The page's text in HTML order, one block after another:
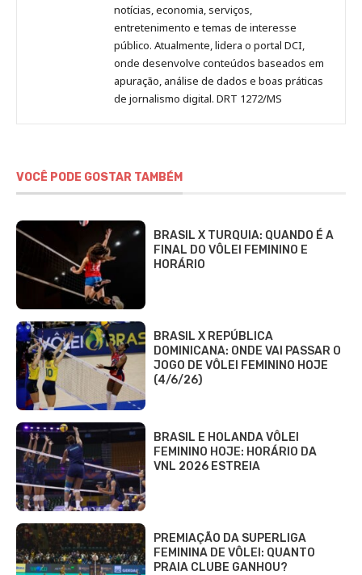
notícias, economia, serviços,
entretenimento e temas de interesse
público. Atualmente, lidera o portal DCI,
onde desenvolve conteúdos baseados em
apuração, análise de dados e boas práticas
de jornalismo digital. DRT 1272/MS
VOCÊ PODE GOSTAR TAMBÉM
BRASIL X TURQUIA: QUANDO É A
FINAL DO VÔLEI FEMININO E
HORÁRIO
BRASIL X REPÚBLICA
DOMINICANA: ONDE VAI PASSAR O
JOGO DE VÔLEI FEMININO HOJE
(4/6/26)
BRASIL E HOLANDA VÔLEI
FEMININO HOJE: HORÁRIO DA
VNL 2026 ESTREIA
PREMIAÇÃO DA SUPERLIGA
FEMININA DE VÔLEI: QUANTO
PRAIA CLUBE GANHOU?